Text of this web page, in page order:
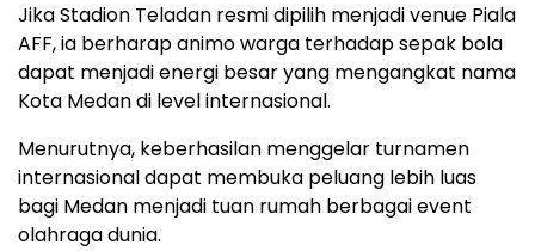
Jika Stadion Teladan resmi dipilih menjadi venue Piala
AFF, ia berharap animo warga terhadap sepak bola
dapat menjadi energi besar yang mengangkat nama
Kota Medan di level internasional.
Menurutnya, keberhasilan menggelar turnamen
internasional dapat membuka peluang lebih luas
bagi Medan menjadi tuan rumah berbagai event
olahraga dunia.